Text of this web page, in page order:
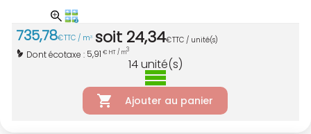
735,78€TTC / m3 soit 24,34€TTC / unité(s)
Dont écotaxe : 5,91 € HT / m3
14unité(s)
Ajouter au panier